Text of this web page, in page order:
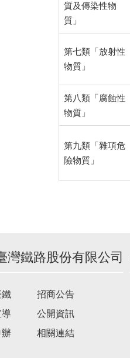
質及傳染性物
質」
第七類「放射性
物質」
第八類「腐蝕性
物質」
第九類「雜項危
險物質」
灣鐵路股份有限公司
鐵
導
辦
招商公告
公開資訊
相關連結